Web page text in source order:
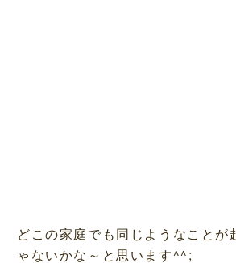
どこの家庭でも同じようなことが
ゃないかな～と思います^^;